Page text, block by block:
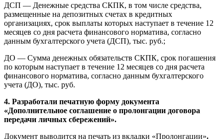
ДСП — Денежные средства СКПК, в том числе средства,
размещенные на депозитных счетах в кредитных
организациях, срок выплаты которых наступает в течение 12
месяцев со дня расчета финансового норматива, согласно
данным бухгалтерского учета (ДСП), тыс. руб.;
ДО — Сумма денежных обязательств СКПК, срок погашения
по которым наступает в течение 12 месяцев со дня расчета
финансового норматива, согласно данным бухгалтерского
учета (ДО), тыс. руб.
4. Разработали печатную форму документа
«Дополнительное соглашение о пролонгации договора
передачи личных сбережений».
Документ выводится на печать из вкладки «Пролонгации».